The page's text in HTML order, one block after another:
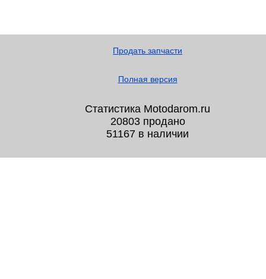
Продать запчасти
Полная версия
Статистика Motodarom.ru
20803 продано
51167 в наличии